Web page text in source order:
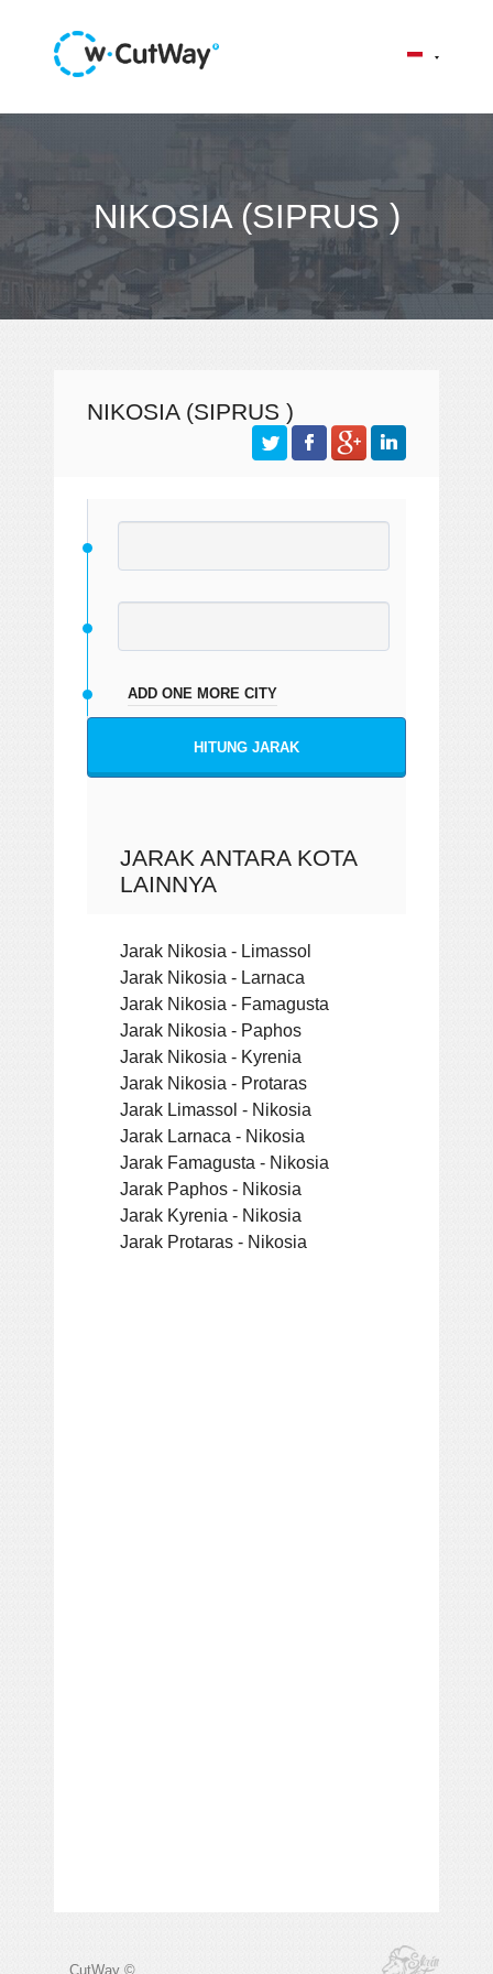
NIKOSIA (SIPRUS )
NIKOSIA (SIPRUS )
ADD ONE MORE CITY
HITUNG JARAK
JARAK ANTARA KOTA
LAINNYA
Jarak Nikosia - Limassol
Jarak Nikosia - Larnaca
Jarak Nikosia - Famagusta
Jarak Nikosia - Paphos
Jarak Nikosia - Kyrenia
Jarak Nikosia - Protaras
Jarak Limassol - Nikosia
Jarak Larnaca - Nikosia
Jarak Famagusta - Nikosia
Jarak Paphos - Nikosia
Jarak Kyrenia - Nikosia
Jarak Protaras - Nikosia
CutWay ©